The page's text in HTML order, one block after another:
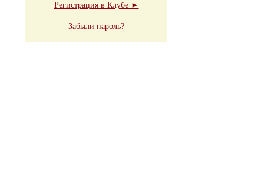
Регистрация в Клубе ►
Забыли пароль?